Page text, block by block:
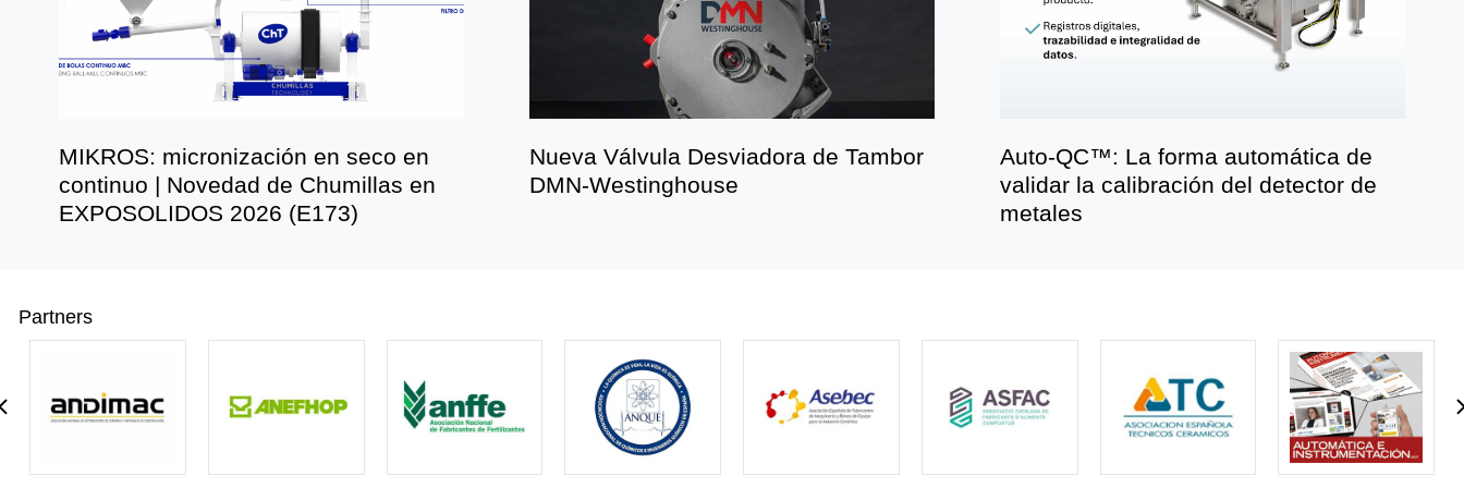
MIKROS: micronización en seco en
continuo | Novedad de Chumillas en
EXPOSOLIDOS 2026 (E173)
Nueva Válvula Desviadora de Tambor
DMN-Westinghouse
Auto-QC™: La forma automática de
validar la calibración del detector de
metales
Partners